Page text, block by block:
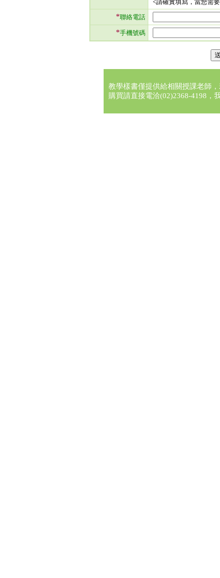
<請確實填寫，當您需
*聯絡電話
*手機號碼
教學樣書僅提供給相關授課老師
購買請直接電洽(02)2368-4198，